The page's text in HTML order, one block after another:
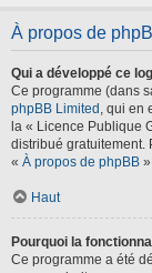
À propos de
Qui a développé ce
Ce programme (dans
phpBB Limited , qui
la « Licence Publique
distribué gratuitement.
« À propos de phpBB
Haut
Pourquoi la
Ce programme a été